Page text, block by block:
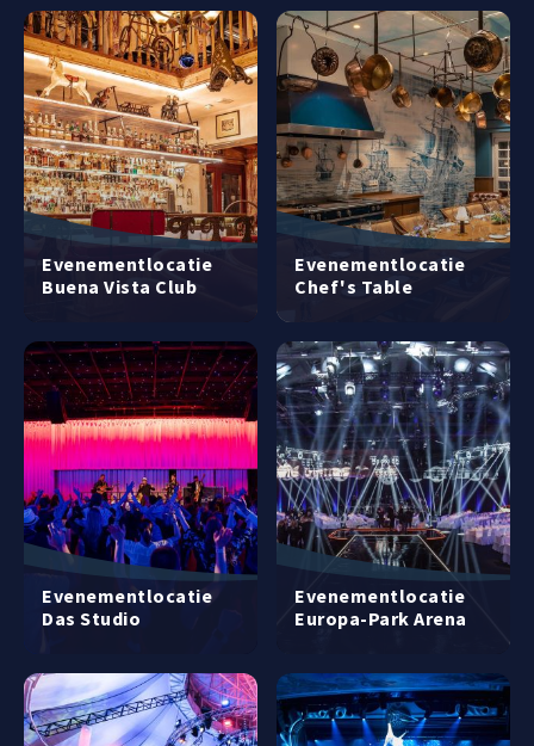
Evenementlocatie
Buena Vista Club
Evenementlocatie
Chef's Table
Evenementlocatie
Das Studio
Evenementlocatie
Europa-Park Arena